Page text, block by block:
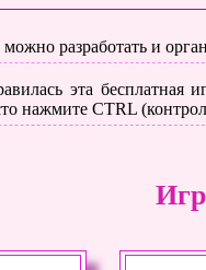
разработать и
эта бесплатная
нажмите CTRL